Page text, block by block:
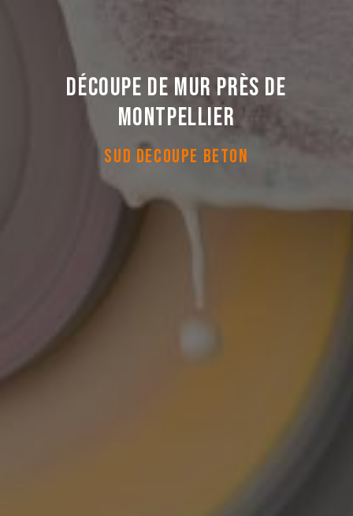
Découpe de mur près de
Montpellier
SUD DECOUPE BETON